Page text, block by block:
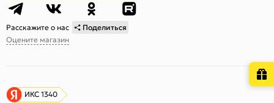
Расскажите о нас
Поделиться
Оцените магазин
ИКС 1340